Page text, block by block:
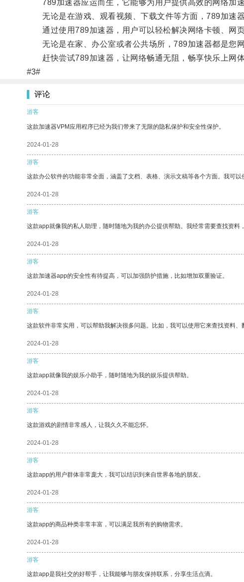
789加速器应运而生，它能够为用户提供高效的网络加速
无论是在游戏、观看视频、下载文件等方面，789加速器
通过使用789加速器，用户可以轻松解决网络卡顿、网页
无论是在家、办公室或者公共场所，789加速器都是您网
赶快尝试789加速器，让网络畅通无阻，畅享快乐上网体
#3#
评论
游客
这款加速器VPM应用程序已经为我们带来了无限的隐私保护和安全性保护。
2024-01-28
游客
这款办公软件的功能非常全面，涵盖了文档、表格、演示文稿等各个方面。我可以
2024-01-28
游客
这款app就像我的私人助理，随时随地为我的办公提供帮助。我经常需要查找资料
2024-01-28
游客
这款加速器app的安全性有待提高，可以加强防护措施，比如增加双重验证。
2024-01-28
游客
这款软件非常实用，可以帮助我解决很多问题。比如，我可以使用它来查找资料、
2024-01-28
游客
这款app就像我的娱乐小助手，随时随地为我的娱乐提供帮助。
2024-01-28
游客
这款游戏的剧情非常感人，让我久久不能忘怀。
2024-01-28
游客
这款app的用户群体非常庞大，我可以结识到来自世界各地的朋友。
2024-01-28
游客
这款app的商品种类非常丰富，可以满足我所有的购物需求。
2024-01-28
游客
这款app是我社交的好帮手，让我能够与朋友保持联系，分享生活点滴。